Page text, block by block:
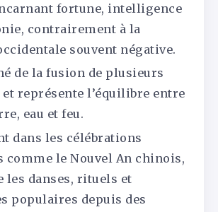
fortune, intelligence
contrairement à la
souvent négative.
de la fusion de plusieurs
représente l’équilibre entre
eau et feu.
dans les célébrations
comme le Nouvel An chinois,
danses, rituels et
populaires depuis des